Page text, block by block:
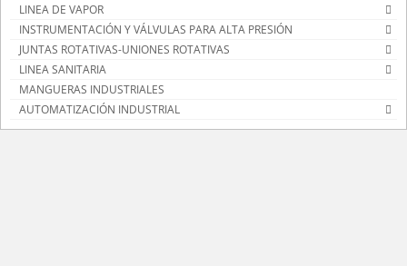
LINEA DE VAPOR
INSTRUMENTACIÓN Y VÁLVULAS PARA ALTA PRESIÓN
JUNTAS ROTATIVAS-UNIONES ROTATIVAS
LINEA SANITARIA
MANGUERAS INDUSTRIALES
AUTOMATIZACIÓN INDUSTRIAL